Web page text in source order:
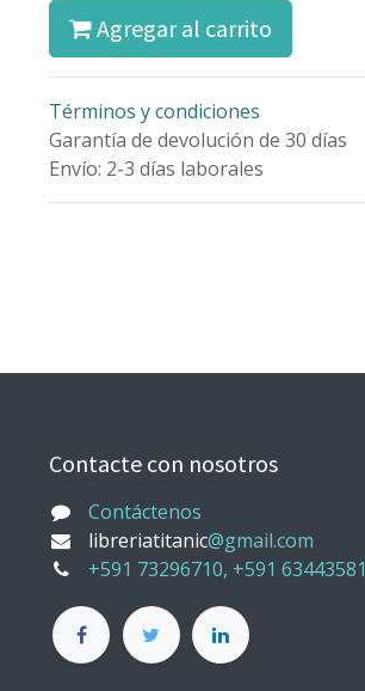
Agregar al carrito
Términos y condiciones
Garantía de devolución de 30 días
Envío: 2-3 días laborales
Contacte con nosotros
Contáctenos
libreriatitanic@gmail.com
+591 73296710, +591 63443581